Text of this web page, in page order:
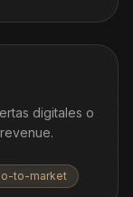
digitales o
to-market